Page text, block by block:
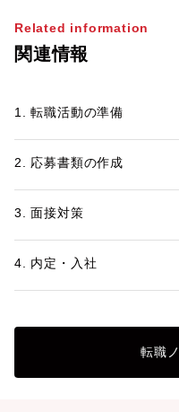
Related information
関連情報
1. 転職活動の準備
2. 応募書類の作成
3. 面接対策
4. 内定・入社
転職